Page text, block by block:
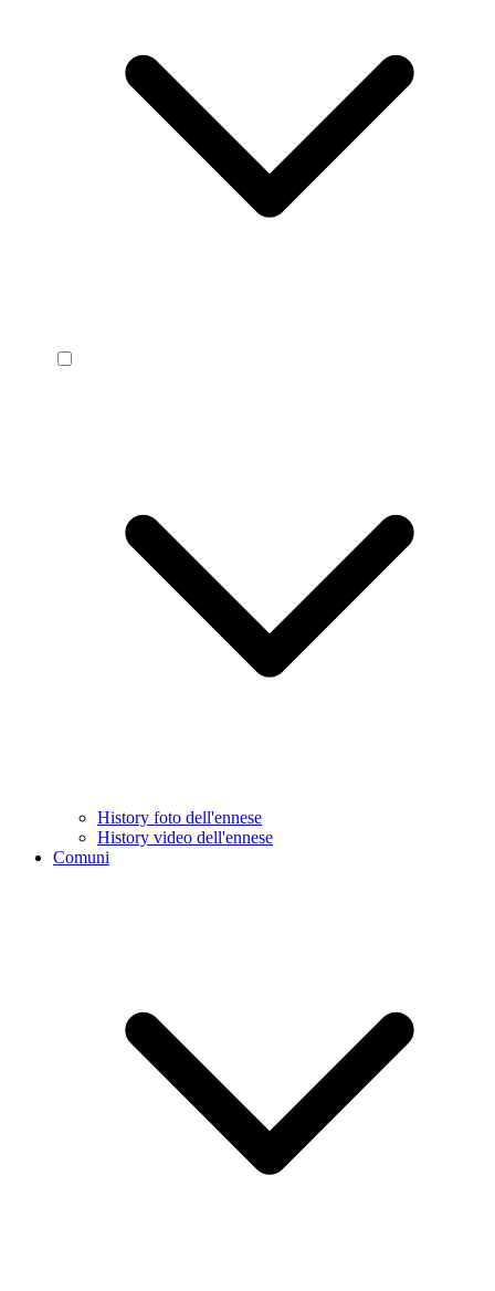
History foto dell'ennese
History video dell'ennese
Comuni